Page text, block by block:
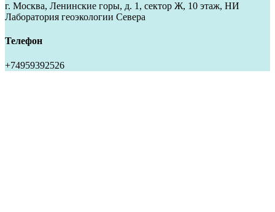
г. Москва, Ленинские горы, д. 1, сектор Ж, 10 этаж, НИ
Лаборатория геоэкологии Севера
Телефон
+74959392526